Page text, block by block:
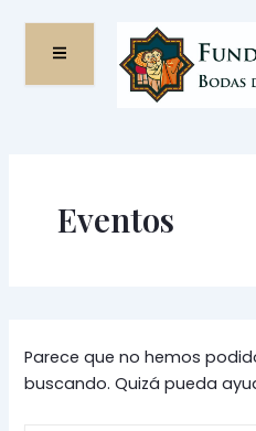
contenido
Eventos
Parece que no hemos
buscando. Quizá pueda
por: